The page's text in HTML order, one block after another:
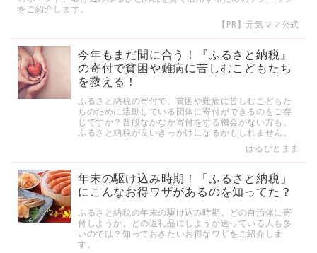
をご紹介します。
【PR】元気ママ公式
今年もまだ間に合う！『ふるさと納税』
の寄付で貧困や難病に苦しむこどもたち
を救える！
ふるさと納税の寄付で、貧困や難病に苦しむこどもた
ちのために活動している団体に寄付ができるのをご存
じですか？普段なかなか寄付をする機会がない方も、
ふるさと納税が良いきっかけになるかもしれません。
はるぴとまま
年末の駆け込み時期！「ふるさと納税」
にこんなお得ワザがあるのを知ってた？
ふるさと納税の年末の駆け込み時期。どの自治体に寄
付しようか、どの返礼品にしようか迷っている人も多
いのでは？知っておきたいお得なワザをご紹介しま
す。